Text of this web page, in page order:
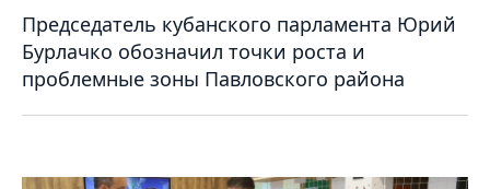
Председатель кубанского парламента Юрий
Бурлачко обозначил точки роста и
проблемные зоны Павловского района